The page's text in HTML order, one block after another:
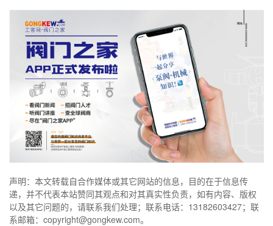
声明：本文转载自合作媒体或其它网站的信息，目的在于信息传
递，并不代表本站赞同其观点和对其真实性负责，如有内容、版权
以及其它问题的，请联系我们处理；联系电话：13182603427；联
系邮箱：copyright@gongkew.com。